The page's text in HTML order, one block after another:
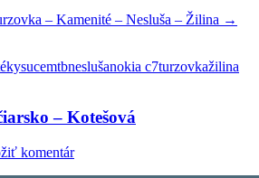
– Kamenité – Nesluša – Žilina →
kysucemtbneslušanokia c7turzovkažilina
– Kotešová
komentár